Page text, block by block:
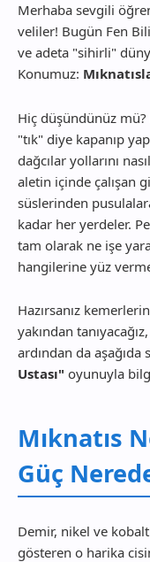
Merhaba sevgili
veliler! Bugün Fen
ve adeta "sihirli"
Konumuz:
Hiç düşündünüz mü?
"tık" diye kapanıp
dağcılar yollarını
aletin içinde çalışan
süslerinden
kadar her yerdeler.
tam olarak ne işe
hangilerine yüz
Hazırsanız
yakından
ardından da
Ustası" oyunuyla
Mıknatıs
Güç
Demir, nikel ve
gösteren o harika